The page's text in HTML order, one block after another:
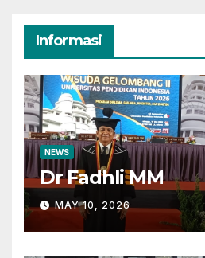
Informasi
NEWS
Dr Fadhli MM
MAY 10, 2026